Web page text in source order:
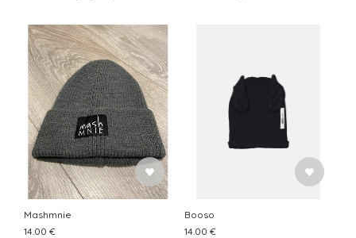
Mashmnie
14.00 €
Booso
14.00 €